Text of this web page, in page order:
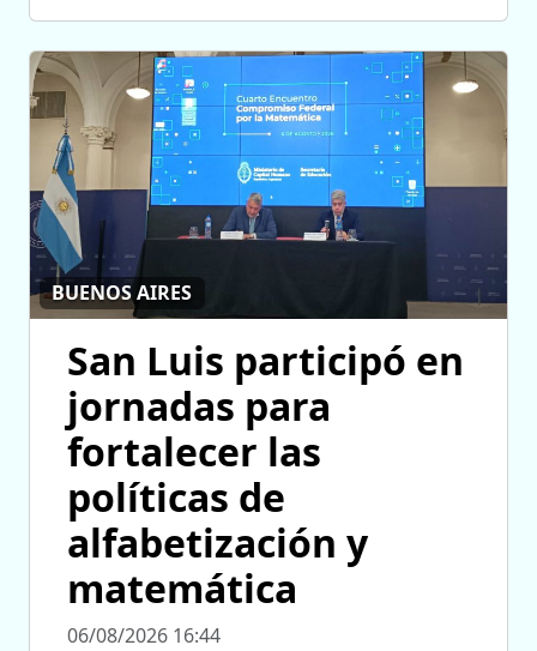
BUENOS AIRES
San Luis participó en
jornadas para
fortalecer las
políticas de
alfabetización y
matemática
06/08/2026 16:44